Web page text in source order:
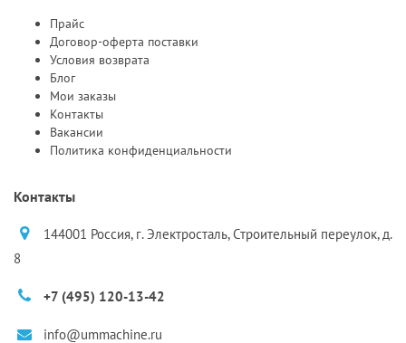
Прайс
Договор-оферта поставки
Условия возврата
Блог
Мои заказы
Контакты
Вакансии
Политика конфиденциальности
Контакты
144001 Россия, г. Электросталь, Строительный переулок, д.
8
+7 (495) 120-13-42
info@ummachine.ru